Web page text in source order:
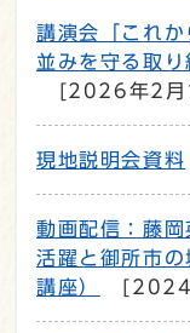
講演会「これ
並みを守る取り
[2026年2月
現地説明会資料
動画配信：藤
活躍と御所市
講座）
[2024